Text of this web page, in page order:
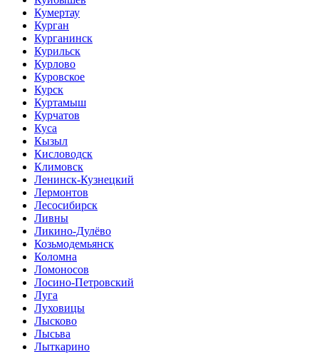
Кумертау
Курган
Курганинск
Курильск
Курлово
Куровское
Курск
Куртамыш
Курчатов
Куса
Кызыл
Кисловодск
Климовск
Ленинск-Кузнецкий
Лермонтов
Лесосибирск
Ливны
Ликино-Дулёво
Козьмодемьянск
Коломна
Ломоносов
Лосино-Петровский
Луга
Луховицы
Лысково
Лысьва
Лыткарино